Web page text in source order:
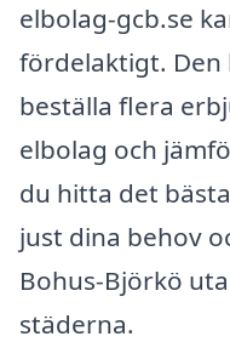
elbolag-gcb.se
fördelaktigt.
beställa flera
elbolag och
du hitta det
just dina behov
Bohus-Björkö
städerna.